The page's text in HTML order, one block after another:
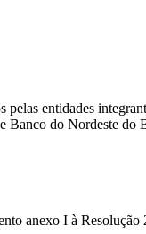
entidades
Banco do Nordeste do
anexo I à Resolução